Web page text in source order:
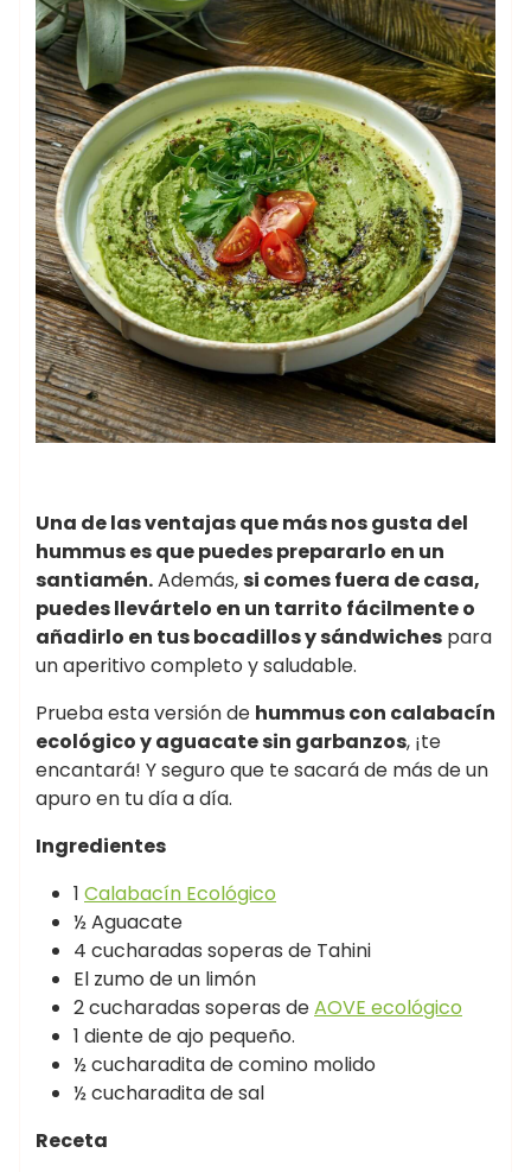
Una de las ventajas que más nos gusta del
hummus es que puedes prepararlo en un
santiamén.Además,si comes fuera de casa,
puedes llevártelo en un tarrito fácilmente o
añadirlo en tus bocadillos y sándwiches para
un aperitivo completo y saludable.
Prueba esta versión de hummus con calabacín
ecológico y aguacate sin garbanzos, ¡te
encantará! Y seguro que te sacará de más de un
apuro en tu día a día.
Ingredientes
1 Calabacín Ecológico
½ Aguacate
4 cucharadas soperas de Tahini
El zumo de un limón
2 cucharadas soperas deAOVE ecológico
1 diente de ajo pequeño.
½ cucharadita de comino molido
½ cucharadita de sal
Receta